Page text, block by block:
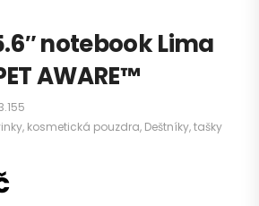
notebook Lima
AWARE™
kosmetická pouzdra, Deštníky, tašky